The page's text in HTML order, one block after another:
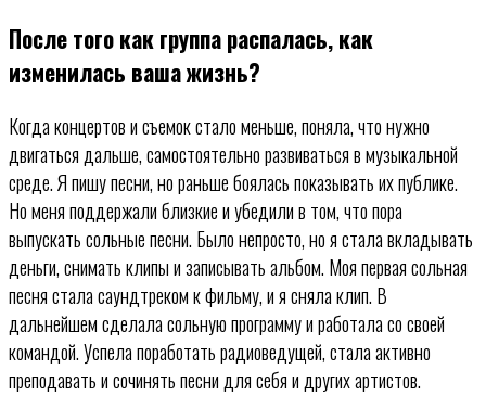
После того как группа распалась, как
изменилась ваша жизнь?
Когда концертов и съемок стало меньше, поняла, что нужно
двигаться дальше, самостоятельно развиваться в музыкальной
среде. Я пишу песни, но раньше боялась показывать их публике.
Но меня поддержали близкие и убедили в том, что пора
выпускать сольные песни. Было непросто, но я стала вкладывать
деньги, снимать клипы и записывать альбом. Моя первая сольная
песня стала саундтреком к фильму, и я сняла клип. В
дальнейшем сделала сольную программу и работала со своей
командой. Успела поработать радиоведущей, стала активно
преподавать и сочинять песни для себя и других артистов.